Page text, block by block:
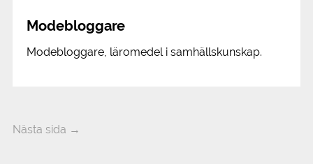
Modebloggare
Modebloggare, läromedel i samhällskunskap.
Nästa sida →